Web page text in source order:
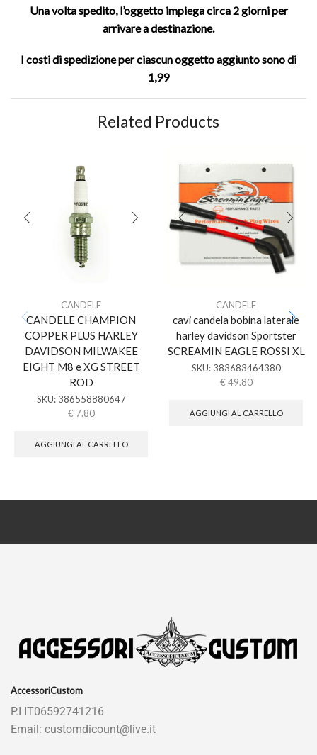
Una volta spedito, l’oggetto impiega circa 2 giorni per
arrivare a destinazione.
I costi di spedizione per ciascun oggetto aggiunto sono di
1,99
Related Products
CANDELE
CANDELE CHAMPION
COPPER PLUS HARLEY
DAVIDSON MILWAKEE
EIGHT M8 e XG STREET
ROD
SKU: 386558880647
€ 7.80
AGGIUNGI AL CARRELLO
CANDELE
cavi candela bobina laterale
harley davidson Sportster
SCREAMIN EAGLE ROSSI XL
SKU: 383683464380
€ 49.80
AGGIUNGI AL CARRELLO
AccessoriCustom
P.I IT06592741216
Email: customdicount@live.it